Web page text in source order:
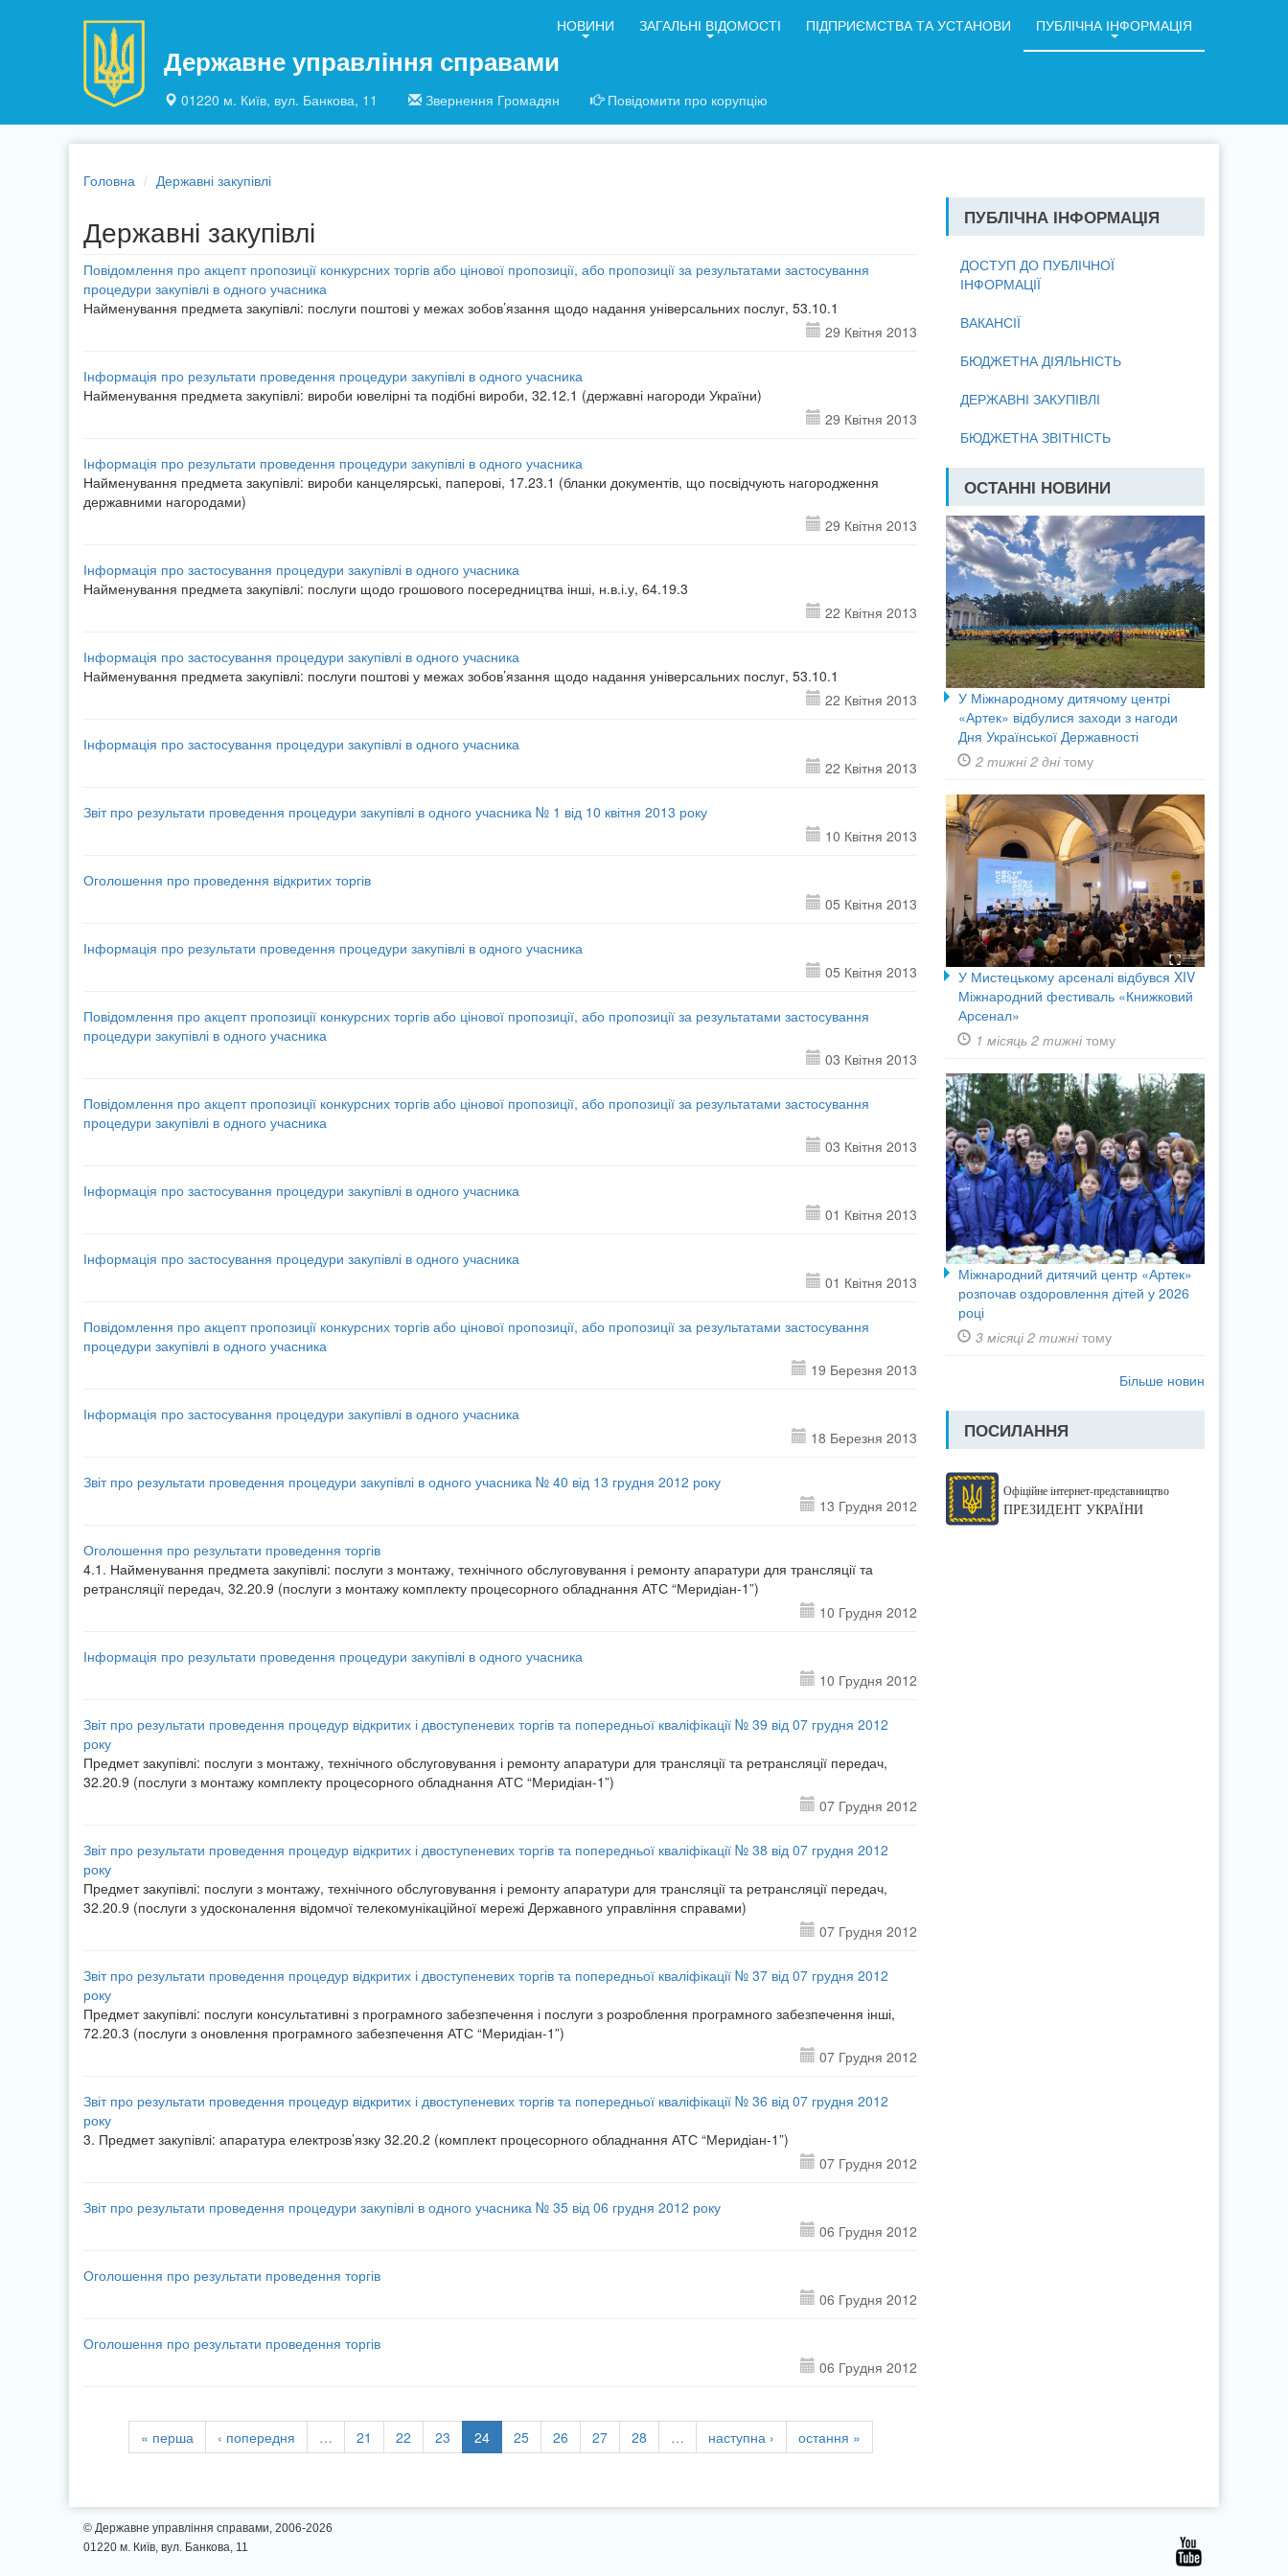
Державне управління справами
01220 м. Київ, вул. Банкова, 11 Звернення Громадян Повідомити про корупцію
НОВИНИ ЗАГАЛЬНІ ВІДОМОСТІ ПІДПРИЄМСТВА ТА УСТАНОВИ ПУБЛІЧНА ІНФОРМАЦІЯ
Головна Державні закупівлі
Державні закупівлі
Повідомлення про акцепт пропозиції конкурсних торгів або цінової пропозиції, або пропозиції за результатами застосування
процедури закупівлі в одного учасника
Найменування предмета закупівлі: послуги поштові у межах зобов’язання щодо надання універсальних послуг, 53.10.1
29 Квітня 2013
Інформація про результати проведення процедури закупівлі в одного учасника
Найменування предмета закупівлі: вироби ювелірні та подібні вироби, 32.12.1 (державні нагороди України)
29 Квітня 2013
Інформація про результати проведення процедури закупівлі в одного учасника
Найменування предмета закупівлі: вироби канцелярські, паперові, 17.23.1 (бланки документів, що посвідчують нагородження
державними нагородами)
29 Квітня 2013
Інформація про застосування процедури закупівлі в одного учасника
Найменування предмета закупівлі: послуги щодо грошового посередництва інші, н.в.і.у, 64.19.3
22 Квітня 2013
Інформація про застосування процедури закупівлі в одного учасника
Найменування предмета закупівлі: послуги поштові у межах зобов’язання щодо надання універсальних послуг, 53.10.1
22 Квітня 2013
Інформація про застосування процедури закупівлі в одного учасника
22 Квітня 2013
Звіт про результати проведення процедури закупівлі в одного учасника № 1 від 10 квітня 2013 року
10 Квітня 2013
Оголошення про проведення відкритих торгів
05 Квітня 2013
Інформація про результати проведення процедури закупівлі в одного учасника
05 Квітня 2013
Повідомлення про акцепт пропозиції конкурсних торгів або цінової пропозиції, або пропозиції за результатами застосування
процедури закупівлі в одного учасника
03 Квітня 2013
Повідомлення про акцепт пропозиції конкурсних торгів або цінової пропозиції, або пропозиції за результатами застосування
процедури закупівлі в одного учасника
03 Квітня 2013
Інформація про застосування процедури закупівлі в одного учасника
01 Квітня 2013
Інформація про застосування процедури закупівлі в одного учасника
01 Квітня 2013
Повідомлення про акцепт пропозиції конкурсних торгів або цінової пропозиції, або пропозиції за результатами застосування
процедури закупівлі в одного учасника
19 Березня 2013
Інформація про застосування процедури закупівлі в одного учасника
18 Березня 2013
Звіт про результати проведення процедури закупівлі в одного учасника № 40 від 13 грудня 2012 року
13 Грудня 2012
Оголошення про результати проведення торгів
4.1. Найменування предмета закупівлі: послуги з монтажу, технічного обслуговування і ремонту апаратури для трансляції та
ретрансляції передач, 32.20.9 (послуги з монтажу комплекту процесорного обладнання АТС “Меридіан-1”)
10 Грудня 2012
Інформація про результати проведення процедури закупівлі в одного учасника
10 Грудня 2012
Звіт про результати проведення процедур відкритих і двоступеневих торгів та попередньої кваліфікації № 39 від 07 грудня 2012
року
Предмет закупівлі: послуги з монтажу, технічного обслуговування і ремонту апаратури для трансляції та ретрансляції передач,
32.20.9 (послуги з монтажу комплекту процесорного обладнання АТС “Меридіан-1”)
07 Грудня 2012
Звіт про результати проведення процедур відкритих і двоступеневих торгів та попередньої кваліфікації № 38 від 07 грудня 2012
року
Предмет закупівлі: послуги з монтажу, технічного обслуговування і ремонту апаратури для трансляції та ретрансляції передач,
32.20.9 (послуги з удосконалення відомчої телекомунікаційної мережі Державного управління справами)
07 Грудня 2012
Звіт про результати проведення процедур відкритих і двоступеневих торгів та попередньої кваліфікації № 37 від 07 грудня 2012
року
Предмет закупівлі: послуги консультативні з програмного забезпечення і послуги з розроблення програмного забезпечення інші,
72.20.3 (послуги з оновлення програмного забезпечення АТС “Меридіан-1”)
07 Грудня 2012
Звіт про результати проведення процедур відкритих і двоступеневих торгів та попередньої кваліфікації № 36 від 07 грудня 2012
року
3. Предмет закупівлі: апаратура електрозв’язку 32.20.2 (комплект процесорного обладнання АТС “Меридіан-1”)
07 Грудня 2012
Звіт про результати проведення процедури закупівлі в одного учасника № 35 від 06 грудня 2012 року
06 Грудня 2012
Оголошення про результати проведення торгів
06 Грудня 2012
Оголошення про результати проведення торгів
06 Грудня 2012
« перша ‹ попередня … 21 22 23 24 25 26 27 28 … наступна › остання »
ПУБЛІЧНА ІНФОРМАЦІЯ
ДОСТУП ДО ПУБЛІЧНОЇ
ІНФОРМАЦІЇ
ВАКАНСІЇ
БЮДЖЕТНА ДІЯЛЬНІСТЬ
ДЕРЖАВНІ ЗАКУПІВЛІ
БЮДЖЕТНА ЗВІТНІСТЬ
ОСТАННІ НОВИНИ
У Міжнародному дитячому центрі
«Артек» відбулися заходи з нагоди
Дня Української Державності
2 тижні 2 днітому
У Мистецькому арсеналі відбувся XIV
Міжнародний фестиваль «Книжковий
Арсенал»
1 місяць 2 тижнітому
Міжнародний дитячий центр «Артек»
розпочав оздоровлення дітей у 2026
році
3 місяці 2 тижнітому
Більше новин
ПОСИЛАННЯ
Офіційне інтернет-представництво
ПРЕЗИДЕНТ УКРАЇНИ
© Державне управління справами, 2006-2026
01220 м. Київ, вул. Банкова, 11